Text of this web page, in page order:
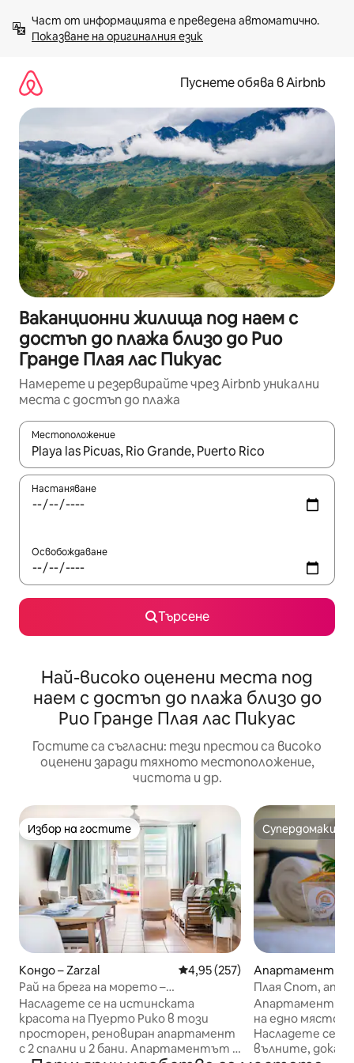
към
съдържанието
Показване на оригиналния език
Пуснете обява в Airbnb
Ваканционни жилища под наем с
достъп до плажа близо до Рио
Гранде Плая лас Пикуас
Намерете и резервирайте чрез Airbnb уникални
места с достъп до плажа
Местоположение
Когато резултатите се покажат, използвайте
Настаняване
Освобождаване
Търсене
Най-високо оценени места под
наем с достъп до плажа близо до
Рио Гранде Плая лас Пикуас
Гостите са съгласни: тези престои са високо
оценени заради тяхното местоположение,
чистота и др.
Избор на гостите
Избор на гостите
Кондо – Zarzal Средна оценка: 4,95 от 5,
4,95 (257)
Рай на брега на морето –
апартамент с 2 спални/бани близо
до Ел Юнке
Насладете се на истинската
красота на Пуерто Рико в този
просторен, реновиран апартамент
с 2 спални и 2 бани. Апартаментът е
Супердомакин
Супердомакин
Апартамент –
Плая Спот,
линия @ Рио
Апартамент на
на едно място.
Насладете се на
вълните,